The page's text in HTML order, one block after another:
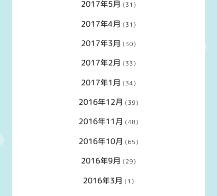
2017年5月 (31)
2017年4月 (31)
2017年3月 (30)
2017年2月 (33)
2017年1月 (34)
2016年12月 (39)
2016年11月 (48)
2016年10月 (65)
2016年9月 (29)
2016年3月 (1)